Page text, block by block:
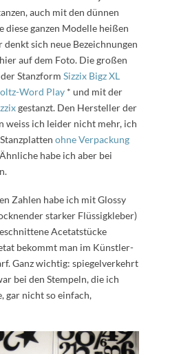
auch mit den dünnen
diese ganzen Modelle heißen
sich neue Bezeichnungen
auf dem Foto. Die großen
Stanzform Sizzix Bigz XL
Word Play * und mit der
gestanzt. Den Hersteller der
weiss ich leider nicht mehr, ich
ohne Verpackung
habe ich aber bei
Zahlen habe ich mit Glossy
starker Flüssigkleber)
Acetatstücke
bekommt man im Künstler-
Ganz wichtig: spiegelverkehrt
bei den Stempeln, die ich
gar nicht so einfach,